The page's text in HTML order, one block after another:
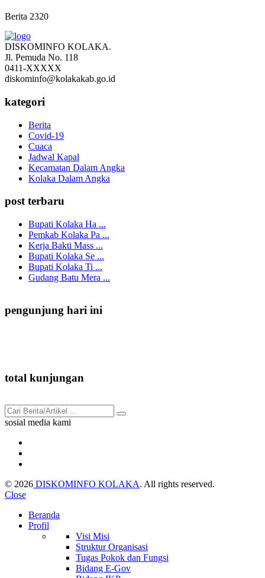
Berita 2320
DISKOMINFO KOLAKA.
Jl. Pemuda No. 118
0411-XXXXX
diskominfo@kolakakab.go.id
kategori
Berita
Covid-19
Cuaca
Jadwal Kapal
Kecamatan Dalam Angka
Kolaka Dalam Angka
post terbaru
Bupati Kolaka Ha ...
Pemkab Kolaka Pa ...
Kerja Bakti Mass ...
Bupati Kolaka Se ...
Bupati Kolaka Ti ...
Gudang Batu Mera ...
pengunjung hari ini
total kunjungan
sosial media kami
© 2026 DISKOMINFO KOLAKA. All rights reserved.
Close
Beranda
Profil
Visi Misi
Struktur Organisasi
Tugas Pokok dan Fungsi
Bidang E-Gov